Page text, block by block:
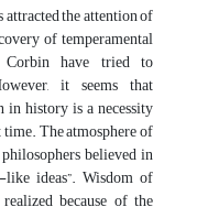
the attention of
of temperamental
Corbin have tried to
it seems that
in history is a necessity
The atmosphere of
believed in
ideas”. Wisdom of